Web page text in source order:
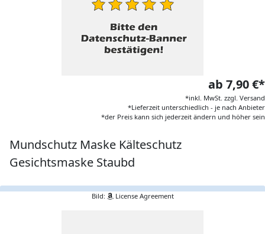
ab 7,90 €*
*inkl. MwSt. zzgl. Versand
*Lieferzeit unterschiedlich - je nach Anbieter
*der Preis kann sich jederzeit ändern und höher sein
Mundschutz Maske Kälteschutz
Gesichtsmaske Staubd
Bild: License Agreement